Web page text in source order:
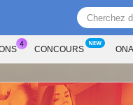
CONCOURS